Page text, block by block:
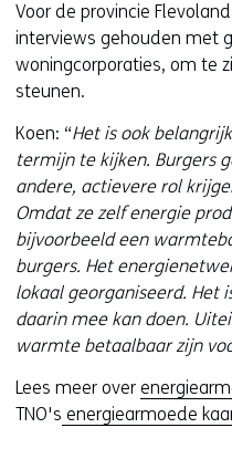
Voor de provincie
interviews gehouden met
woningcorporaties, om te
steunen.
Koen: “Het is ook
termijn te kijken. Burgers
andere, actievere rol
Omdat ze zelf energie
bijvoorbeeld een
burgers. Het
lokaal georganiseerd. Het
daarin mee kan doen.
warmte betaalbaar zijn
Lees meer over
TNO's energiearmoede